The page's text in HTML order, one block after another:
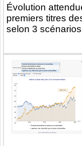
Évolution
premiers titres
selon 3